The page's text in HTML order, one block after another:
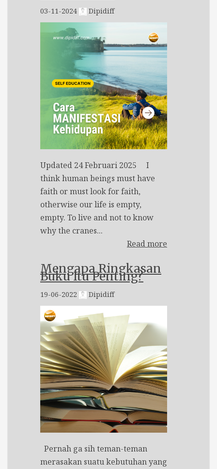
03-11-2024 Dipidiff
Updated 24 Februari 2025 I
think human beings must have
faith or must look for faith,
otherwise our life is empty,
empty. To live and not to know
why the cranes...
Read more
Mengapa Ringkasan
Buku Itu Penting?
19-06-2022 Dipidiff
Pernah ga sih teman-teman
merasakan suatu kebutuhan yang